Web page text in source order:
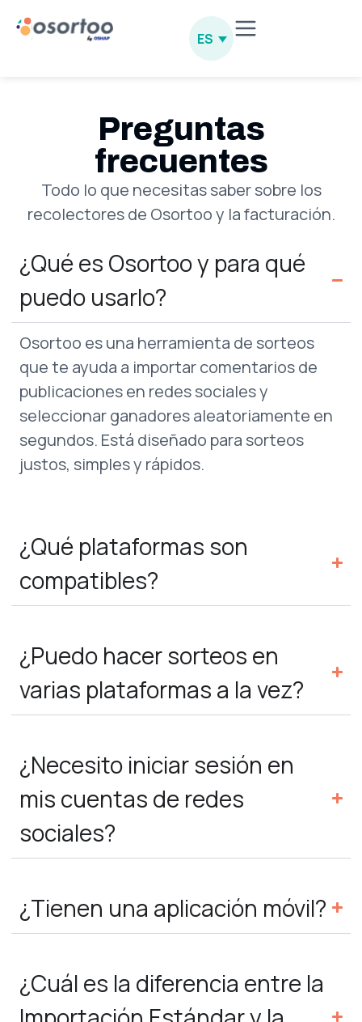
ES
Preguntas
frecuentes
Todo lo que necesitas saber sobre los
recolectores de Osortoo y la facturación.
¿Qué es Osortoo y para qué
puedo usarlo?
Osortoo es una herramienta de sorteos
que te ayuda a importar comentarios de
publicaciones en redes sociales y
seleccionar ganadores aleatoriamente en
segundos. Está diseñado para sorteos
justos, simples y rápidos.
¿Qué plataformas son
compatibles?
¿Puedo hacer sorteos en
varias plataformas a la vez?
¿Necesito iniciar sesión en
mis cuentas de redes
sociales?
¿Tienen una aplicación móvil?
¿Cuál es la diferencia entre la